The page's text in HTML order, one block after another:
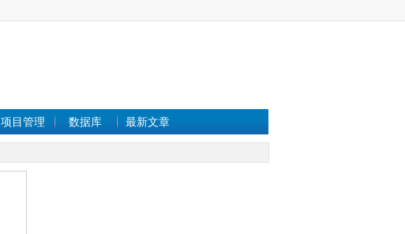
项目管理 数据库 最新文章